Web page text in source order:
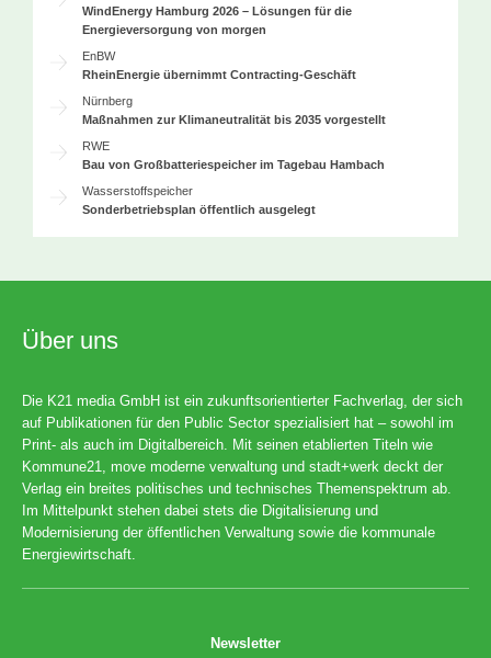
WindEnergy Hamburg 2026 – Lösungen für die
Energieversorgung von morgen
EnBW
RheinEnergie übernimmt Contracting-Geschäft
Nürnberg
Maßnahmen zur Klimaneutralität bis 2035 vorgestellt
RWE
Bau von Großbatteriespeicher im Tagebau Hambach
Wasserstoffspeicher
Sonderbetriebsplan öffentlich ausgelegt
Über uns
Die K21 media GmbH ist ein zukunftsorientierter Fachverlag, der sich
auf Publikationen für den Public Sector spezialisiert hat – sowohl im
Print- als auch im Digitalbereich. Mit seinen etablierten Titeln wie
Kommune21, move moderne verwaltung und stadt+werk deckt der
Verlag ein breites politisches und technisches Themenspektrum ab.
Im Mittelpunkt stehen dabei stets die Digitalisierung und
Modernisierung der öffentlichen Verwaltung sowie die kommunale
Energiewirtschaft.
Newsletter